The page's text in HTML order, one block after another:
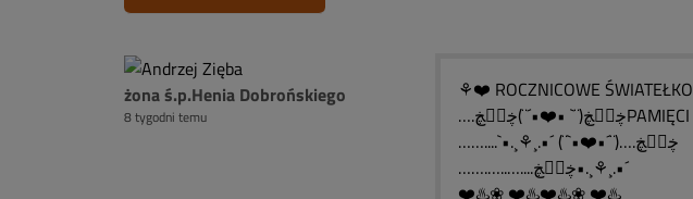
żona ś.p.Henia Dobrońskiego
8 tygodni temu
⚘❤️ ROCZNICOWE ŚWIATEŁKO
….ڿڰۣڿ(¨` •❤️•´¨)ڿڰۣڿPAMIĘCI
……....`•.¸⚘¸.•´ (¨`•❤️•´¨)….ڿڰۣڿ
…….…..…....ڿڰۣڿ•.¸⚘¸.•´
❤️♨️❀ ❤️♨️❤️♨️❀ ❤️♨️